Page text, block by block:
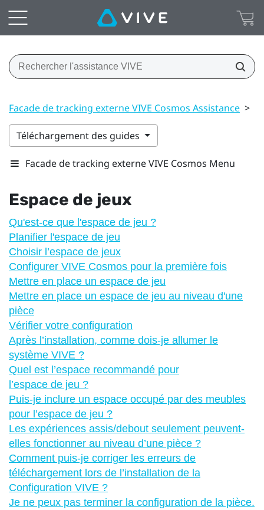
Facade de tracking externe VIVE Cosmos Assistance >
Téléchargement des guides
Facade de tracking externe VIVE Cosmos Menu
Espace de jeux
Qu'est-ce que l'espace de jeu ?
Planifier l'espace de jeu
Choisir l’espace de jeux
Configurer VIVE Cosmos pour la première fois
Mettre en place un espace de jeu
Mettre en place un espace de jeu au niveau d'une
pièce
Vérifier votre configuration
Après l’installation, comme dois-je allumer le
système VIVE ?
Quel est l’espace recommandé pour
l’espace de jeu ?
Puis-je inclure un espace occupé par des meubles
pour l’espace de jeu ?
Les expériences assis/debout seulement peuvent-
elles fonctionner au niveau d’une pièce ?
Comment puis-je corriger les erreurs de
téléchargement lors de l’installation de la
Configuration VIVE ?
Je ne peux pas terminer la configuration de la pièce.